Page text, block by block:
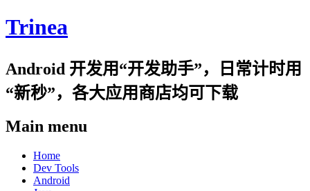
Trinea
Android 开发用“开发助手”，日常计时用
“新秒”，各大应用商店均可下载
Main menu
Skip
content
Home
Dev Tools
Android